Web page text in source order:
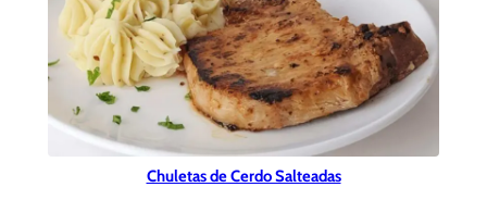
Chuletas de Cerdo Salteadas